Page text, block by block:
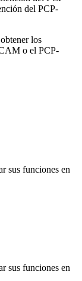
del PCP-
los
o el PCP-
sus funciones en
sus funciones en